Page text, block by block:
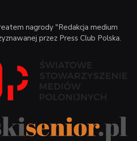
nagrody "Redakcja medium
przez Press Club Polska.